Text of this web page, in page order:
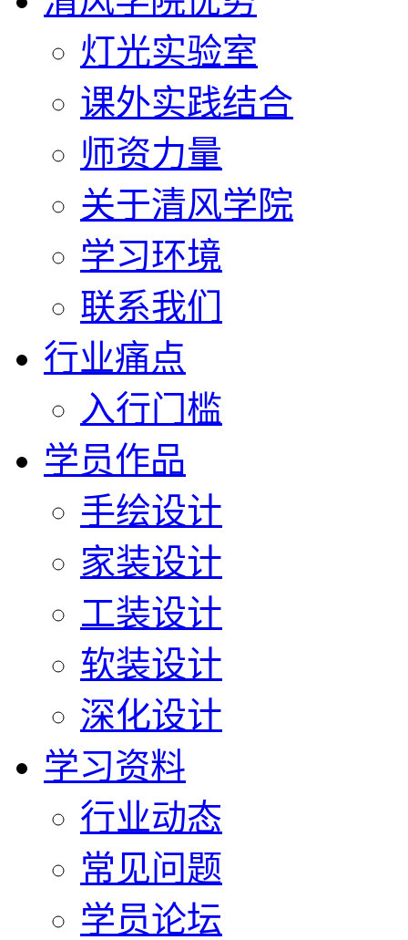
灯光实验室
课外实践结合
师资力量
关于清风学院
学习环境
联系我们
行业痛点
入行门槛
学员作品
手绘设计
家装设计
工装设计
软装设计
深化设计
学习资料
行业动态
常见问题
学员论坛